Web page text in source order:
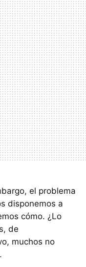
el problema
disponemos a
cómo. ¿Lo
de
muchos no